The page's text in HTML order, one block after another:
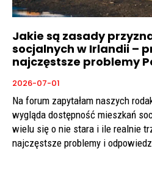
Jakie są zasady
socjalnych w Irlandii –
najczęstsze problemy
2026-07-01
Na forum zapytałam naszych
wygląda dostępność mieszkań
wielu się o nie stara i ile realnie
najczęstsze problemy i